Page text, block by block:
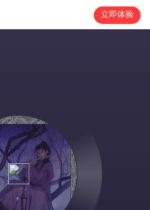
立即体验